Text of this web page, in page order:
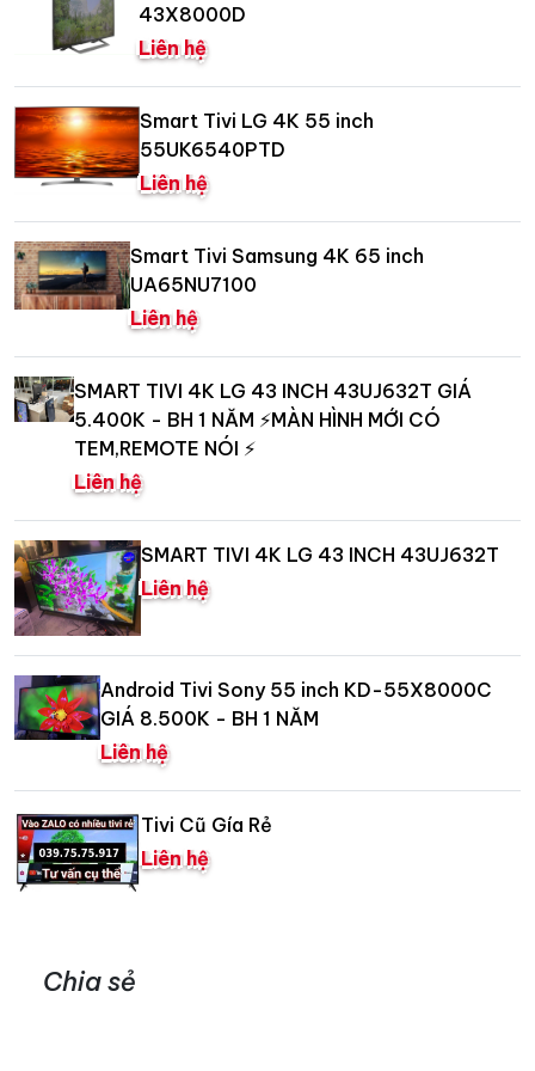
43X8000D
Liên hệ
Smart Tivi LG 4K 55 inch
55UK6540PTD
Liên hệ
Smart Tivi Samsung 4K 65 inch
UA65NU7100
Liên hệ
SMART TIVI 4K LG 43 INCH 43UJ632T GIÁ
5.400K - BH 1 NĂM ⚡️MÀN HÌNH MỚI CÓ
TEM,REMOTE NÓI ⚡️
Liên hệ
SMART TIVI 4K LG 43 INCH 43UJ632T
Liên hệ
Android Tivi Sony 55 inch KD-55X8000C
GIÁ 8.500K - BH 1 NĂM
Liên hệ
Tivi Cũ Gía Rẻ
Liên hệ
Chia sẻ